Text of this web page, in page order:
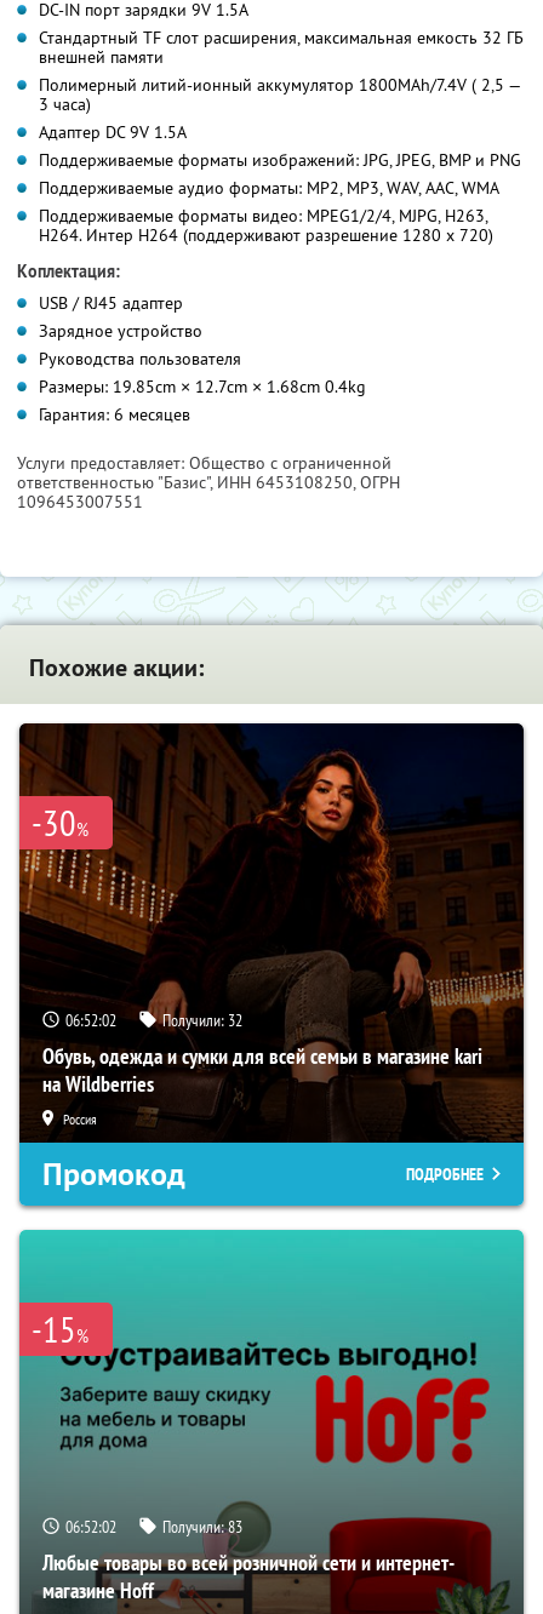
DC-IN порт зарядки 9V 1.5A
Стандартный TF слот расширения, максимальная емкость 32 ГБ
внешней памяти
Полимерный литий-ионный аккумулятор 1800MAh/7.4V ( 2,5 —
3 часа)
Адаптер DC 9V 1.5A
Поддерживаемые форматы изображений: JPG, JPEG, BMP и PNG
Поддерживаемые аудио форматы: MP2, MP3, WAV, AAC, WMA
Поддерживаемые форматы видео: MPEG1/2/4, MJPG, H263,
H264. Интер H264 (поддерживают разрешение 1280 х 720)
Коплектация:
USB / RJ45 адаптер
Зарядное устройство
Руководства пользователя
Размеры: 19.85cm × 12.7cm × 1.68cm 0.4kg
Гарантия: 6 месяцев
Услуги предоставляет: Общество с ограниченной
ответственностью "Базис", ИНН 6453108250, ОГРН
1096453007551
Похожие акции:
-30%
06:52:01 Получили: 32
Обувь, одежда и сумки для всей семьи в магазине kari
на Wildberries
Россия
Промокод ПОДРОБНЕЕ
-15%
06:52:01 Получили:83
Любые товары во всей розничной сети и интернет-
магазине Hoff